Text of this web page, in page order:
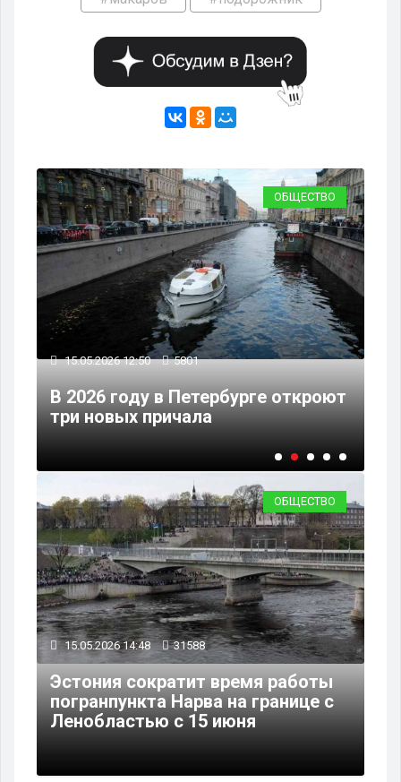
ОБЩЕСТВО
15.05.2026 12:50 5801
В 2026 году в Петербурге откроют
три новых причала
ОБЩЕСТВО
15.05.2026 14:48 31588
Эстония сократит время работы
погранпункта Нарва на границе с
Ленобластью с 15 июня